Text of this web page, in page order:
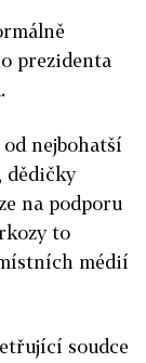
prezidenta
nejbohatší
dědičky
na podporu
to
médií
soudce